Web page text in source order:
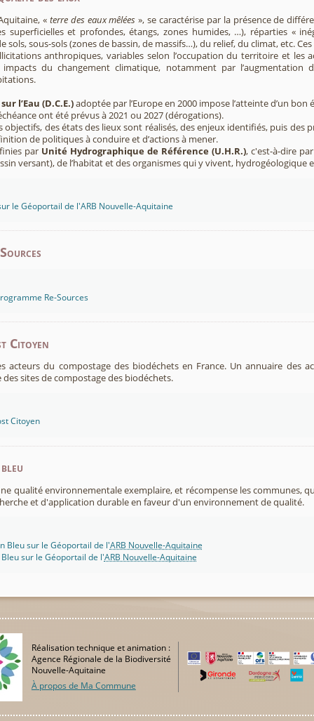
« terre des eaux mêlées », se caractérise par la présence de
superficielles et profondes, étangs, zones humides, …), réparties «
sols, sous-sols (zones de bassin, de massifs…), du relief, du climat, etc.
anthropiques, variables selon l’occupation du territoire et les
impacts du changement climatique, notamment par l’augmentation
l’Eau (D.C.E.)adoptée par l’Europe en 2000 impose l’atteinte d’un
ont été prévus à 2021 ou 2027 (dérogations).
objectifs, des états des lieux sont réalisés, des enjeux identifiés, puis des
de politiques à conduire et d’actions à mener.
par Unité Hydrographique de Référence (U.H.R.), c'est-à-dire
versant), de l’habitat et des organismes qui y vivent, hydrogéologique
le Géoportail de l'ARB Nouvelle-Aquitaine
Re-Sources
Citoyen
acteurs du compostage des biodéchets en France. Un annuaire des
sites de compostage des biodéchets.
Citoyen
qualité environnementale exemplaire, et récompense les communes,
et d'application durable en faveur d'un environnement de qualité.
Bleu sur le Géoportail de l'ARB Nouvelle-Aquitaine
sur le Géoportail de l'ARB Nouvelle-Aquitaine
Réalisation technique et animation :
Agence Régionale de la Biodiversité
Nouvelle-Aquitaine
À propos de Ma Commune